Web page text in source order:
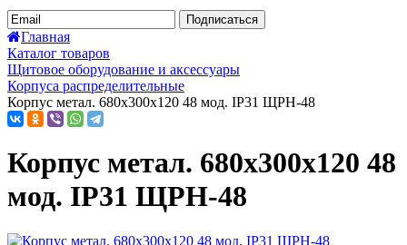
Подписаться
Главная
Каталог товаров
Щитовое оборудование и аксессуары
Корпуса распределительные
Корпус метал. 680х300х120 48 мод. IP31 ЩРН-48
Корпус метал. 680х300х120 48
мод. IP31 ЩРН-48